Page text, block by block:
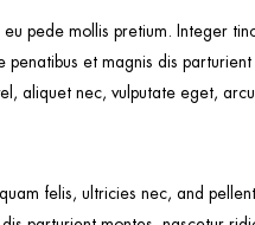
pede mollis pretium. Integer
et magnis dis
aliquet nec, vulputate eget,
felis, ultricies nec, and